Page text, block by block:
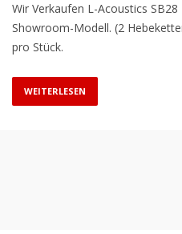
Wir Verkaufen L-Acoustics
Showroom-Modell. (2
pro Stück.
WEITERLESEN